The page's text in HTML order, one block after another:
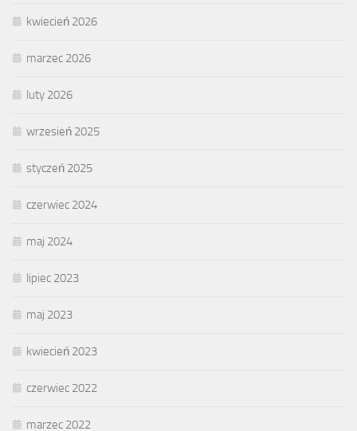
kwiecień 2026
marzec 2026
luty 2026
wrzesień 2025
styczeń 2025
czerwiec 2024
maj 2024
lipiec 2023
maj 2023
kwiecień 2023
czerwiec 2022
marzec 2022